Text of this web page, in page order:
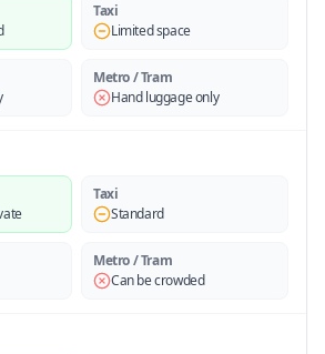
Taxi
Limited space
Metro / Tram
Hand luggage only
Taxi
Standard
Metro / Tram
Can be crowded